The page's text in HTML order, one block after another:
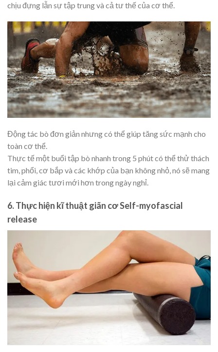
chịu đựng lẫn sự tập trung và cả tư thế của cơ thể.
Động tác bò đơn giản nhưng có thể giúp tăng sức mạnh cho
toàn cơ thể.
Thực tế một buổi tập bò nhanh trong 5 phút có thể thử thách
tim, phổi, cơ bắp và các khớp của bạn không nhỏ, nó sẽ mang
lại cảm giác tươi mới hơn trong ngày nghỉ.
6. Thực hiện kĩ thuật giãn cơ Self-myofascial
release